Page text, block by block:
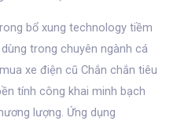
bổ xung technology tiềm
trong chuyên ngành cá
xe điện cũ Chắn chắn tiêu
tính công khai minh bạch
lượng. Ứng dụng